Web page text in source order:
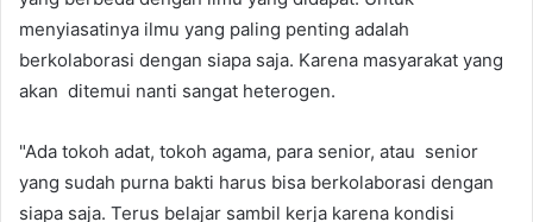
menyiasatinya ilmu yang paling penting adalah
berkolaborasi dengan siapa saja. Karena masyarakat yang
akan ditemui nanti sangat heterogen.
"Ada tokoh adat, tokoh agama, para senior, atau senior
yang sudah purna bakti harus bisa berkolaborasi dengan
siapa saja. Terus belajar sambil kerja karena kondisi